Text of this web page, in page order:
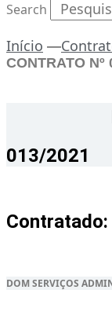
Search
Início —
CONTRATO Nº
013/2021
Contratado:
DOM SERVIÇOS